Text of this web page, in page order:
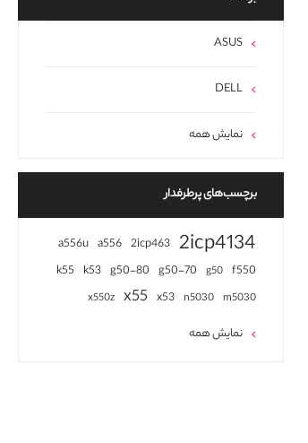
ASUS
DELL
نمایش همه
برچسب‌های پرطرفدار
2icp4134
2icp463
a556
a556u
f550
g50
g50-70
g50-80
k53
k55
m5030
n5030
x53
x55
x550z
نمایش همه